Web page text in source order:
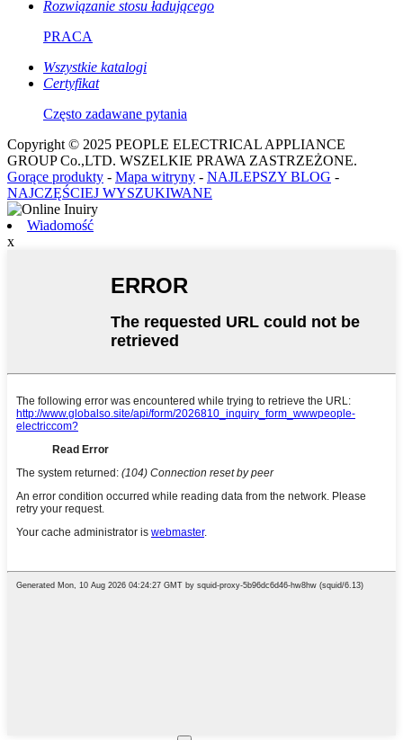
Rozwiązanie stosu ładującego
PRACA
Wszystkie katalogi
Certyfikat
Często zadawane pytania
Copyright © 2025 PEOPLE ELECTRICAL APPLIANCE
GROUP Co.,LTD. WSZELKIE PRAWA ZASTRZEŻONE.
Gorące produkty - Mapa witryny - NAJLEPSZY BLOG -
NAJCZĘŚCIEJ WYSZUKIWANE
Wiadomość
x